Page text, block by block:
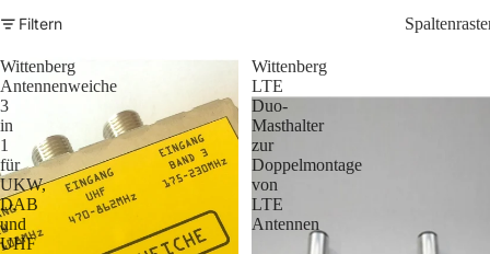
Filtern
Wittenberg
Antennenweiche
3
in
1
für
UKW,
DAB
und
UHF
Wittenberg
LTE
Duo-
Masthalter
zur
Doppelmontage
von
LTE
Antennen